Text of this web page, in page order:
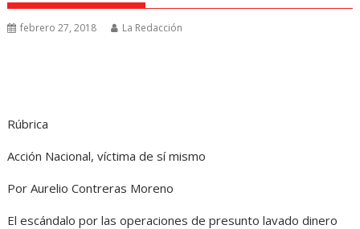
febrero 27, 2018 La Redacción
Rúbrica
Acción Nacional, víctima de sí mismo
Por Aurelio Contreras Moreno
El escándalo por las operaciones de presunto lavado dinero